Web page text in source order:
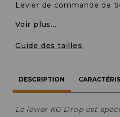
Levier de commande de
Voir plus...
Guide des tailles
DESCRIPTION
Le levier KG Drop est